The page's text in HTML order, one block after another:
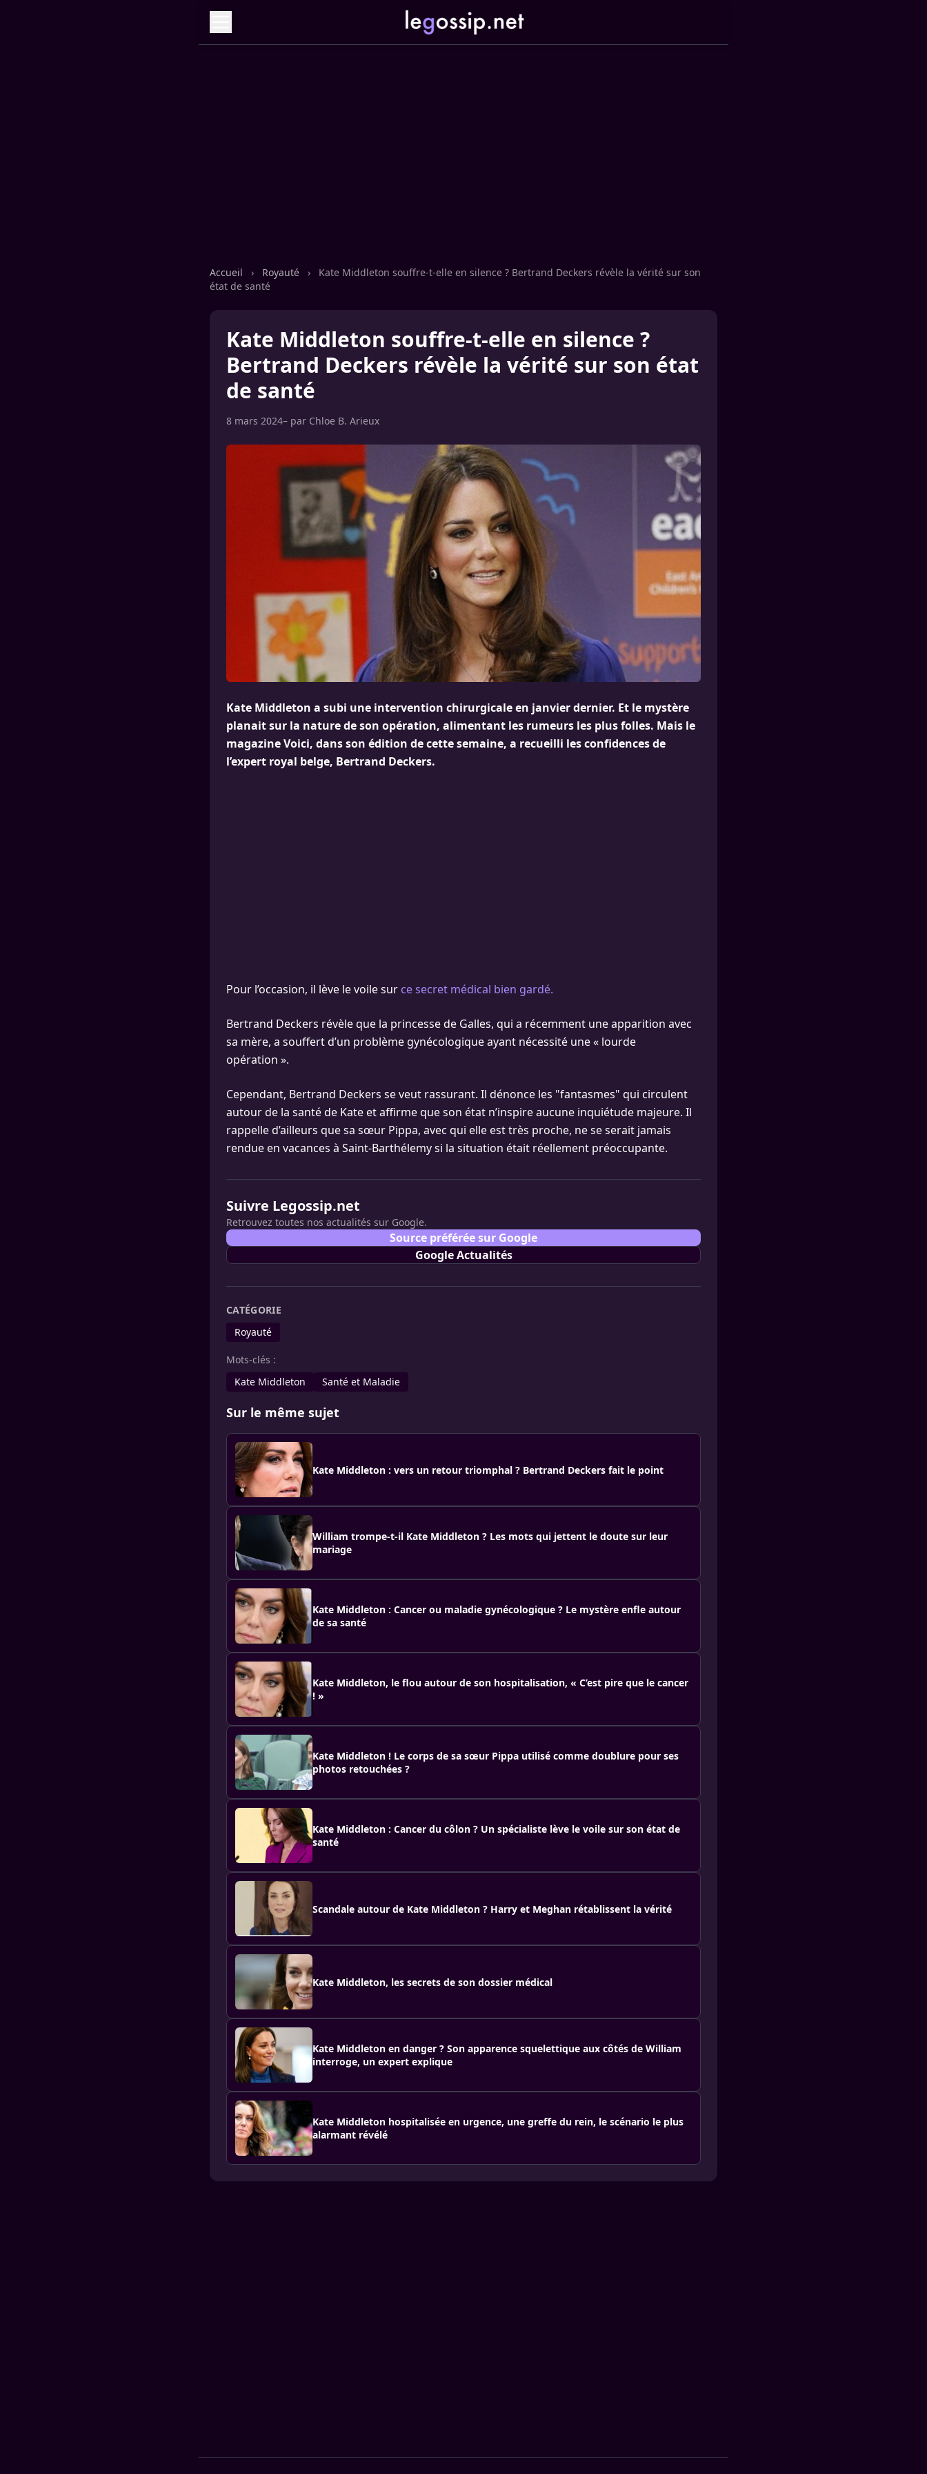
Accueil › Royauté ›
Kate Middleton souffre-t-elle en silence ? Bertrand Deckers révèle la vérité sur son
état de santé
Kate Middleton souffre-t-elle en silence ?
Bertrand Deckers révèle la vérité sur son état
de santé
8 mars 2024– par Chloe B. Arieux
Kate Middleton a subi une intervention chirurgicale en janvier dernier. Et le mystère
planait sur la nature de son opération, alimentant les rumeurs les plus folles. Mais le
magazine Voici, dans son édition de cette semaine, a recueilli les confidences de
l’expert royal belge, Bertrand Deckers.
Pour l’occasion, il lève le voile sur ce secret médical bien gardé.
Bertrand Deckers révèle que la princesse de Galles, qui a récemment une apparition avec
sa mère, a souffert d’un problème gynécologique ayant nécessité une « lourde
opération ».
Cependant, Bertrand Deckers se veut rassurant. Il dénonce les "fantasmes" qui circulent
autour de la santé de Kate et affirme que son état n’inspire aucune inquiétude majeure. Il
rappelle d’ailleurs que sa sœur Pippa, avec qui elle est très proche, ne se serait jamais
rendue en vacances à Saint-Barthélemy si la situation était réellement préoccupante.
Suivre Legossip.net
Retrouvez toutes nos actualités sur Google.
Source préférée sur Google
Google Actualités
CATÉGORIE
Royauté
Mots-clés :
Kate Middleton
Santé et Maladie
Sur le même sujet
Kate Middleton : vers un retour triomphal ? Bertrand Deckers fait le point
William trompe-t-il Kate Middleton ? Les mots qui jettent le doute sur leur
mariage
Kate Middleton : Cancer ou maladie gynécologique ? Le mystère enfle autour
de sa santé
Kate Middleton, le flou autour de son hospitalisation, « C’est pire que le cancer
! »
Kate Middleton ! Le corps de sa sœur Pippa utilisé comme doublure pour ses
photos retouchées ?
Kate Middleton : Cancer du côlon ? Un spécialiste lève le voile sur son état de
santé
Scandale autour de Kate Middleton ? Harry et Meghan rétablissent la vérité
Kate Middleton, les secrets de son dossier médical
Kate Middleton en danger ? Son apparence squelettique aux côtés de William
interroge, un expert explique
Kate Middleton hospitalisée en urgence, une greffe du rein, le scénario le plus
alarmant révélé